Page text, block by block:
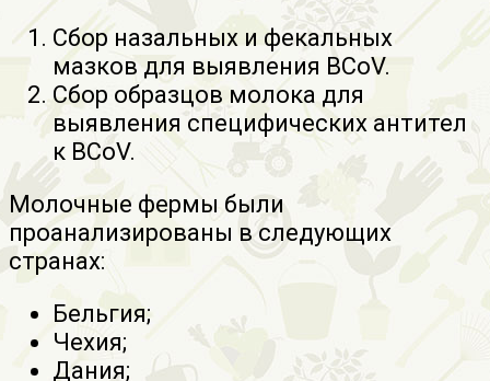
Сбор назальных и фекальных
мазков для выявления BCoV.
Сбор образцов молока для
выявления специфических антител
к BCoV.
Молочные фермы были
проанализированы в следующих
странах:
Бельгия;
Чехия;
Дания;